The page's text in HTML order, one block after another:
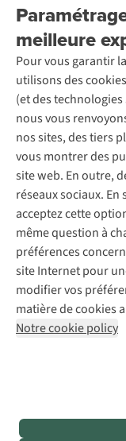
meilleure
Pour vous garantir
utilisons des
(et des
nous vous
nos sites, des tiers
vous montrer des
site web. En outre,
réseaux sociaux.
acceptez cette
même question à
préférences
site Internet pour
modifier vos
matière de cookies
Notre cookie policy
Retourner
Rétractation d'une
Entretien & réparations
Garantie
Contactez-nous
Entreprise responsable
À propos d’Ayacucho
Nos magasins
À propos
Déclaration
Location / Location
Seconde-main
Entretien de ski
Service de lavage
Entretien de
Réparation de
Réparation de
Retouches
Pour les entreprises
Découvrez
A.S.Magazine
Explore Camp
Gear Check
Expertise & conseils
Abonnez-vous à la
Mentions